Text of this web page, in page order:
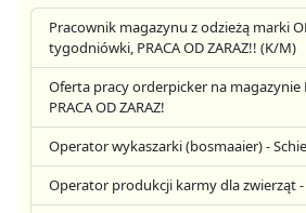
Pracownik magazynu z odzieżą marki
tygodniówki, PRACA OD ZARAZ!! (K/M)
Oferta pracy orderpicker na magazynie
PRACA OD ZARAZ!
Operator wykaszarki (bosmaaier) -
Operator produkcji karmy dla zwierząt